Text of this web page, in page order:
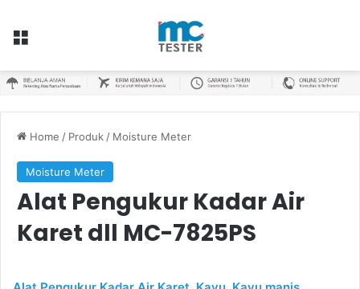
Menu
Home / Produk / Moisture Meter
Moisture Meter
Alat Pengukur Kadar Air
Karet dll MC-7825PS